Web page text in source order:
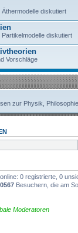
diskutiert
diskutiert
Vorschläge
zur Physik,
0 registrierte, 0
Besuchern, die am
Moderatoren